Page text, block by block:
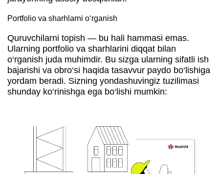
Portfolio va sharhlarni o‘rganish
Quruvchilarni topish — bu hali hammasi emas.
Ularning portfolio va sharhlarini diqqat bilan
o‘rganish juda muhimdir. Bu sizga ularning sifatli ish
bajarishi va obro‘si haqida tasavvur paydo bo‘lishiga
yordam beradi. Sizning yondashuvingiz tuzilimasi
shunday ko‘rinishga ega bo‘lishi mumkin: